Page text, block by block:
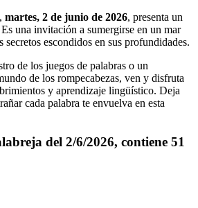
martes, 2 de junio de 2026, presenta un
una invitación a sumergirse en un mar
secretos escondidos en sus profundidades.
de los juegos de palabras o un
de los rompecabezas, ven y disfruta
y aprendizaje lingüístico. Deja
cada palabra te envuelva en esta
del 2/6/2026, contiene 51